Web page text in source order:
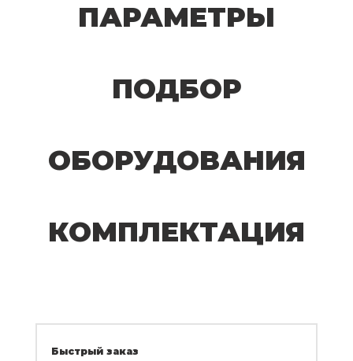
ПАРАМЕТРЫ
ПОДБОР
ОБОРУДОВАНИЯ
КОМПЛЕКТАЦИЯ
Быстрый заказ